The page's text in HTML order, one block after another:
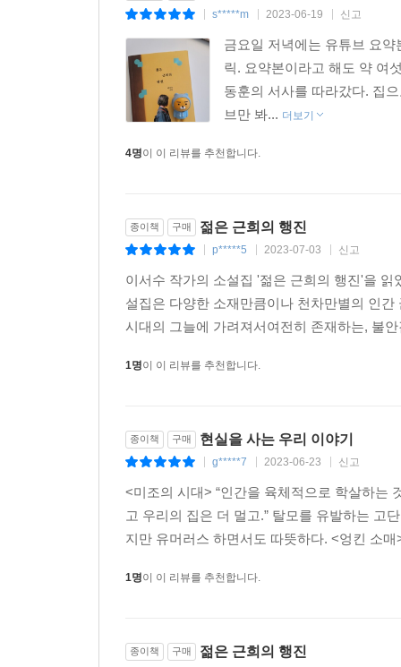
s*****m 2023-06-19 신고
금요일 저녁에는 유튜브 요
릭. 요약본이라고 해도 약 여
동훈의 서사를 따라갔다. 집
브만 봐... 더보기
4명이 이 리뷰를 추천합니다.
종이책 구매 젊은 근희의 행진
p*****5 2023-07-03 신고
이서수 작가의 소설집 '젊은 근희의 행진'을
설집은 다양한 소재만큼이나 천차만별의 인
시대의 그늘에 가려져서여전히 존재하는, 불
1명이 이 리뷰를 추천합니다.
종이책 구매 현실을 사는 우리 이야기
g*****7 2023-06-23 신고
<미조의 시대> “인간을 육체적으로 학살하는
고 우리의 집은 더 멀고.” 탈모를 유발하는 고
지만 유머러스 하면서도 따뜻하다. <엉킨 소
1명이 이 리뷰를 추천합니다.
종이책 구매 젊은 근희의 행진